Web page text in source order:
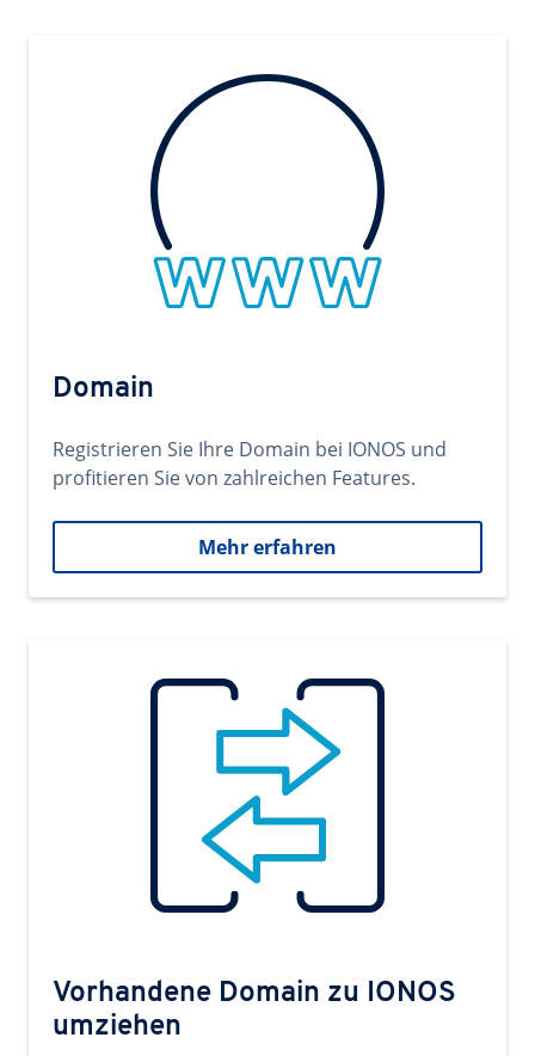
Domain
Registrieren Sie Ihre Domain bei IONOS und
profitieren Sie von zahlreichen Features.
Mehr erfahren
Vorhandene Domain zu IONOS
umziehen